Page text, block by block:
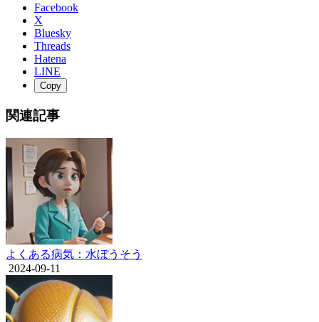
Facebook
X
Bluesky
Threads
Hatena
LINE
Copy
関連記事
よくある病気：水ぼうそう
2024-09-11